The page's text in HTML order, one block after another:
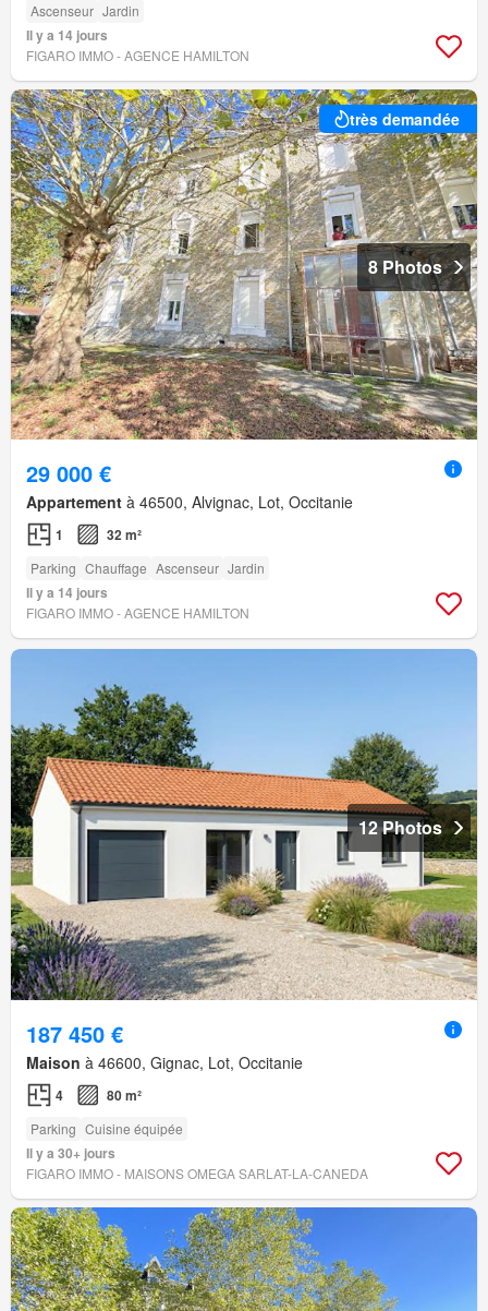
Ascenseur Jardin
Il y a 14 jours
FIGARO IMMO - AGENCE HAMILTON
très demandée
8 Photos
29 000 €
Appartement à 46500, Alvignac, Lot, Occitanie
1 32 m²
Parking Chauffage Ascenseur Jardin
Il y a 14 jours
FIGARO IMMO - AGENCE HAMILTON
12 Photos
187 450 €
Maison à 46600, Gignac, Lot, Occitanie
4 80 m²
Parking Cuisine équipée
Il y a 30+ jours
FIGARO IMMO - MAISONS OMEGA SARLAT-LA-CANEDA